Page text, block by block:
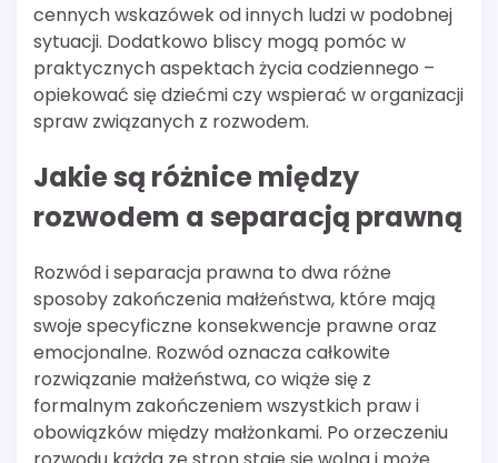
cennych wskazówek od innych ludzi w podobnej
sytuacji. Dodatkowo bliscy mogą pomóc w
praktycznych aspektach życia codziennego –
opiekować się dziećmi czy wspierać w organizacji
spraw związanych z rozwodem.
Jakie są różnice między
rozwodem a separacją prawną
Rozwód i separacja prawna to dwa różne
sposoby zakończenia małżeństwa, które mają
swoje specyficzne konsekwencje prawne oraz
emocjonalne. Rozwód oznacza całkowite
rozwiązanie małżeństwa, co wiąże się z
formalnym zakończeniem wszystkich praw i
obowiązków między małżonkami. Po orzeczeniu